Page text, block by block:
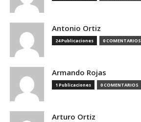
Antonio Ortiz
24 Publicaciones 0 COMENTARIOS
Armando Rojas
1 Publicaciones 0 COMENTARIOS
Arturo Ortiz